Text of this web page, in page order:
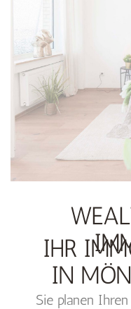
IHR
IN
Sie planen